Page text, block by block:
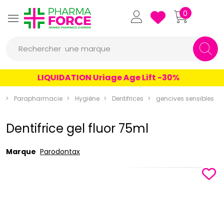
Pharmaforce Grande Pharmacie
0
Rechercher
un produit
une marque
LIQUIDATION Uriage Age Lift -30%
Parapharmacie Hygiène Dentifrices gencives sensibles
Dentifrice gel fluor 75ml
Marque Parodontax